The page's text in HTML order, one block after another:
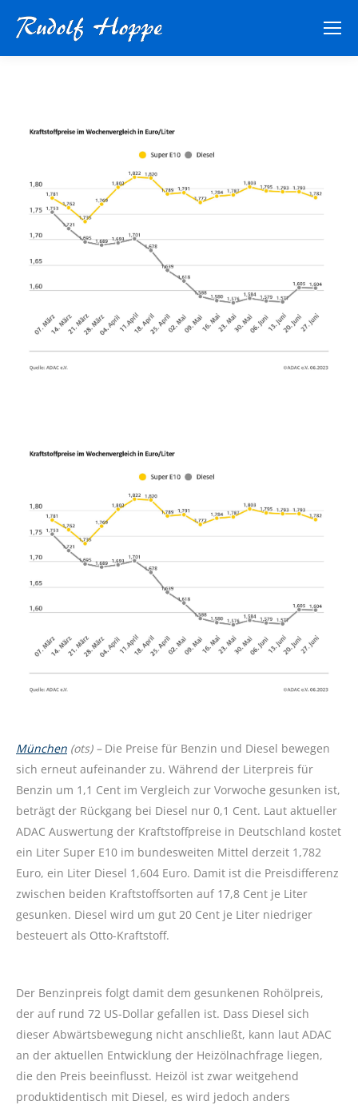
München (ots) – Die Preise für Benzin und Diesel bewegen
sich erneut aufeinander zu. Während der Literpreis für
Benzin um 1,1 Cent im Vergleich zur Vorwoche gesunken ist,
beträgt der Rückgang bei Diesel nur 0,1 Cent. Laut aktueller
ADAC Auswertung der Kraftstoffpreise in Deutschland kostet
ein Liter Super E10 im bundesweiten Mittel derzeit 1,782
Euro, ein Liter Diesel 1,604 Euro. Damit ist die Preisdifferenz
zwischen beiden Kraftstoffsorten auf 17,8 Cent je Liter
gesunken. Diesel wird um gut 20 Cent je Liter niedriger
besteuert als Otto-Kraftstoff.
Der Benzinpreis folgt damit dem gesunkenen Rohölpreis,
der auf rund 72 US-Dollar gefallen ist. Dass Diesel sich
dieser Abwärtsbewegung nicht anschließt, kann laut ADAC
an der aktuellen Entwicklung der Heizölnachfrage liegen,
die den Preis beeinflusst. Heizöl ist zwar weitgehend
produktidentisch mit Diesel, es wird jedoch anders